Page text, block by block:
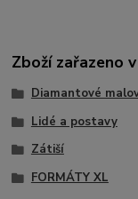
Zboží zařazeno
Diamantové
Lidé a postavy
Zátiší
FORMÁTY XL